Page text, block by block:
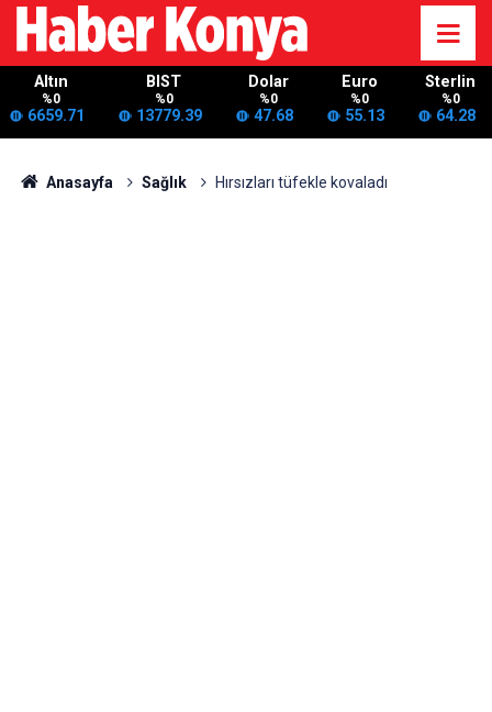
Altın
%0
6659.71
BIST
%0
13779.39
Dolar
%0
47.68
Euro
%0
55.13
Sterlin
%0
64.28
Anasayfa Sağlık Hırsızları tüfekle kovaladı